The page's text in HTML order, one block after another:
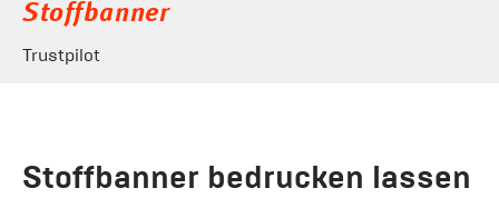
Stoffbanner
Trustpilot
Stoffbanner bedrucken lassen